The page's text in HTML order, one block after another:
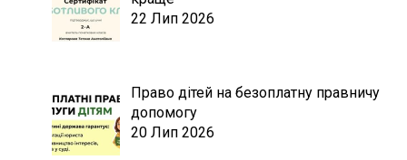
22 Лип 2026
Право дітей на безоплатну правничу
допомогу
20 Лип 2026